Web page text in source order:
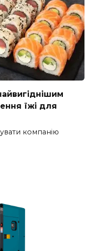
їжі для
компанію